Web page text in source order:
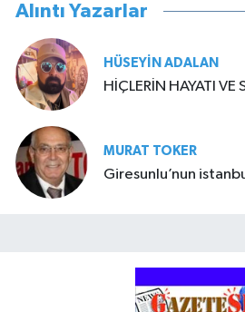
Alıntı Yazarlar
HÜSEYIN ADALAN
HİÇLERİN HAYATI VE
MURAT TOKER
Giresunlu’nun